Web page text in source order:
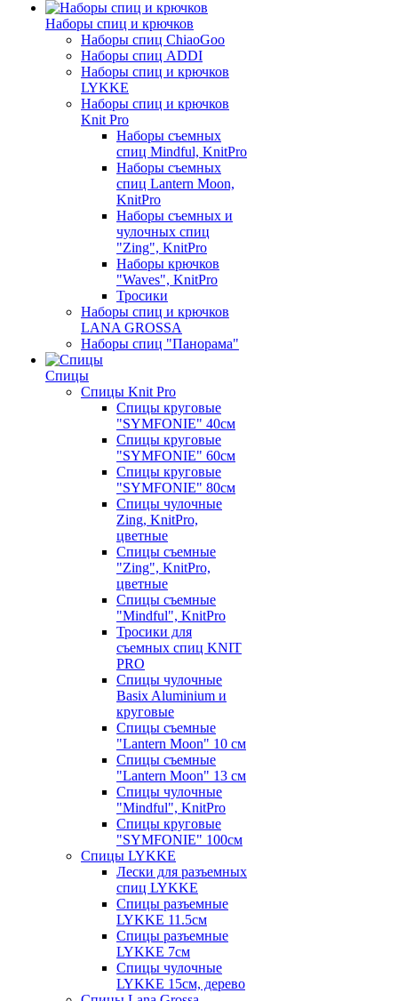
Наборы спиц и крючков
Наборы спиц ChiaoGoo
Наборы спиц ADDI
Наборы спиц и крючков
LYKKE
Наборы спиц и крючков
Knit Pro
Наборы съемных
спиц Mindful, KnitPro
Наборы съемных
спиц Lantern Moon,
KnitPro
Наборы съемных и
чулочных спиц
"Zing", KnitPro
Наборы крючков
"Waves", KnitPro
Тросики
Наборы спиц и крючков
LANA GROSSA
Наборы спиц "Панорама"
Спицы
Спицы Knit Pro
Спицы круговые
"SYMFONIE" 40см
Спицы круговые
"SYMFONIE" 60см
Спицы круговые
"SYMFONIE" 80см
Спицы чулочные
Zing, KnitPro,
цветные
Спицы съемные
"Zing", KnitPro,
цветные
Спицы съемные
"Mindful", KnitPro
Тросики для
съемных спиц KNIT
PRO
Спицы чулочные
Basix Aluminium и
круговые
Спицы съемные
"Lantern Moon" 10 см
Спицы съемные
"Lantern Moon" 13 см
Спицы чулочные
"Mindful", KnitPro
Спицы круговые
"SYMFONIE" 100см
Спицы LYKKE
Лески для разъемных
спиц LYKKE
Спицы разъемные
LYKKE 11.5см
Спицы разъемные
LYKKE 7см
Спицы чулочные
LYKKE 15см, дерево